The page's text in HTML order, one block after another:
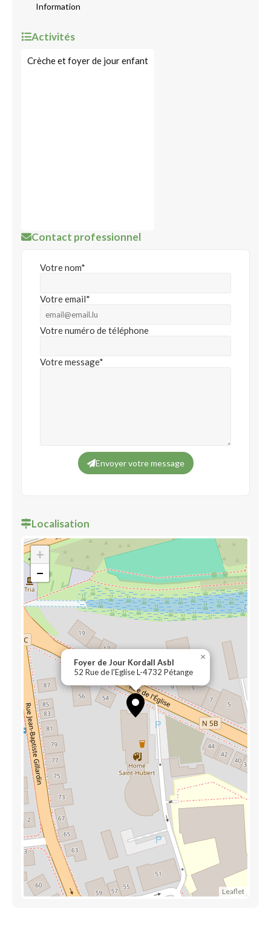
Information
Activités
Crèche et foyer de jour enfant
Contact professionnel
Votre nom*
Votre email*
Votre numéro de téléphone
Votre message*
Envoyer votre message
Localisation
Foyer de Jour Kordall Asbl
52 Rue de l'Eglise L-4732 Pétange
×
+
−
Leaflet